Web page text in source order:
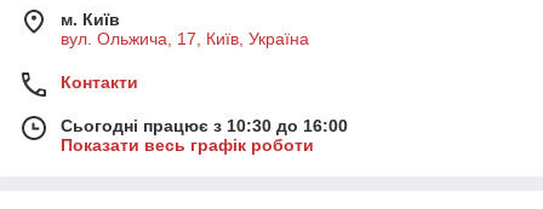
м. Київ
вул. Ольжича, 17, Київ, Україна
Контакти
Сьогодні працює з 10:30 до 16:00
Показати весь графік роботи